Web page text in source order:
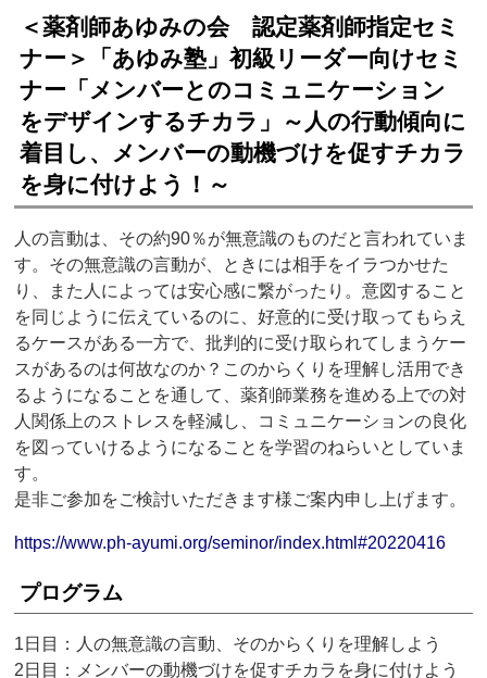
＜薬剤師あゆみの会 認定薬剤師指定セミ
ナー＞「あゆみ塾」初級リーダー向けセミ
ナー「メンバーとのコミュニケーション
をデザインするチカラ」～人の行動傾向に
着目し、メンバーの動機づけを促すチカラ
を身に付けよう！～
人の言動は、その約90％が無意識のものだと言われていま
す。その無意識の言動が、ときには相手をイラつかせた
り、また人によっては安心感に繋がったり。意図すること
を同じように伝えているのに、好意的に受け取ってもらえ
るケースがある一方で、批判的に受け取られてしまうケー
スがあるのは何故なのか？このからくりを理解し活用でき
るようになることを通して、薬剤師業務を進める上での対
人関係上のストレスを軽減し、コミュニケーションの良化
を図っていけるようになることを学習のねらいとしていま
す。
是非ご参加をご検討いただきます様ご案内申し上げます。
https://www.ph-ayumi.org/seminor/index.html#20220416
プログラム
1日目：人の無意識の言動、そのからくりを理解しよう
2日目：メンバーの動機づけを促すチカラを身に付けよう